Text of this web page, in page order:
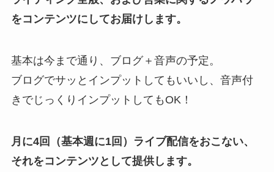
をコンテンツにしてお届けします。
基本は今まで通り、ブログ＋音声の予定。
ブログでサッとインプットしてもいいし、音声付
きでじっくりインプットしてもOK！
月に4回（基本週に1回）ライブ配信をおこない、
それをコンテンツとして提供します。